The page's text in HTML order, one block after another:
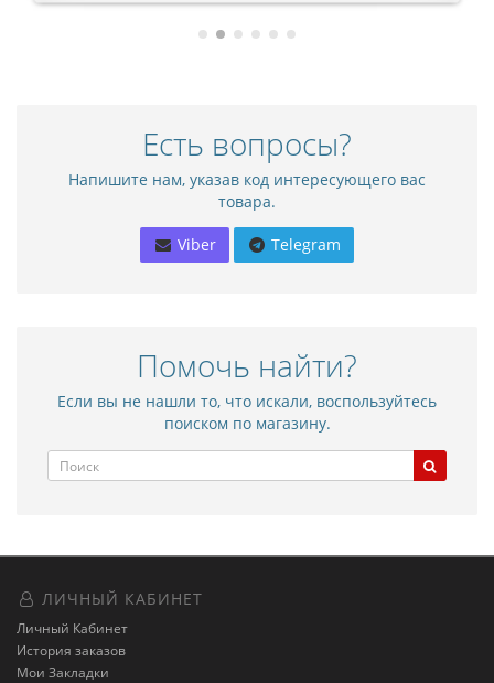
Есть вопросы?
Напишите нам, указав код интересующего вас
товара.
Viber Telegram
Помочь найти?
Если вы не нашли то, что искали, воспользуйтесь
поиском по магазину.
ЛИЧНЫЙ КАБИНЕТ
Личный Кабинет
История заказов
Мои Закладки